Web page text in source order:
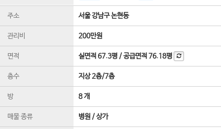
주소 서울 강남구 논현동
관리비 200만원
면적 실면적67.3평 /공급면적76.18평
층수 지상 2층/7층
방 8 개
매물 종류 병원 / 상가